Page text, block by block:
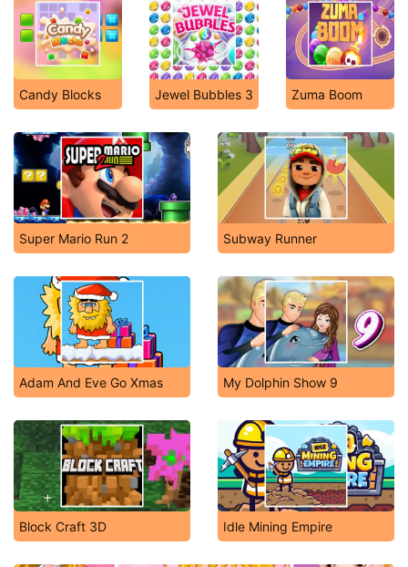
Candy Blocks Jewel Bubbles 3 Zuma Boom
Super Mario Run 2 Subway Runner
Adam And Eve Go Xmas My Dolphin Show 9
Block Craft 3D Idle Mining Empire